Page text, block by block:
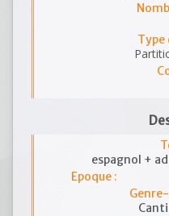
Type
espagnol +
Epoque :